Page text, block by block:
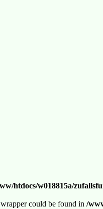
htdocs/w018815a/
could be found in /